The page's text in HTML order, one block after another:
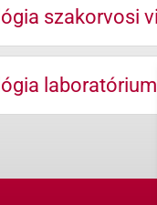
szakorvosi